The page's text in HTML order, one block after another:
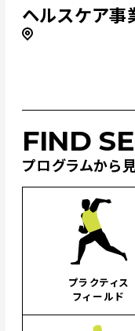
ヘルスケア事
FIND
プログラムから
プラクティス
フィールド